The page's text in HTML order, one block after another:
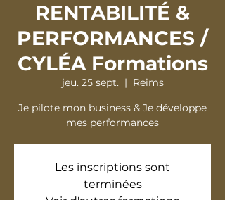
RENTABILITÉ &
PERFORMANCES /
CYLÉA Formations
jeu. 25 sept.
  |
Reims
Je pilote mon business & Je développe
mes performances
Les inscriptions sont
terminées